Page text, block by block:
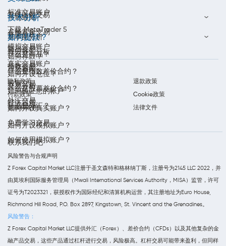
隐私政策
退款政策
付款政策
Cookie政策
条款和条件
法律文件
标准交易账户
下载 MetaTrader 5
模拟交易账户
真实交易账户
在线白银交易
在线黄金交易
商品交易
指数交易
股票交易
外汇交易
市场通知
每周分析
每日外汇分析
市场新闻
交易分析
经济日历
技术分析
基本面分析
什么是商品？
什么是指数差价合约？
什么是股票差价合约？
什么是外汇？
免费学习交易
如何使用模拟账户？
如何提款？
如何存款？
如何开设仓位？
如何验证您的帐户
如何开设真实账户？
如何开设模拟账户？
联系我们吧
风险警告与合规声明
Z Forex Capital Market LLC注册于圣文森特和格林纳丁斯，注册号为2145 LLC 2022，并
由莫埃利国际服务管理局（Mwali International Services Authority，MISA）监管，许可
证号为T2023321，获授权作为国际经纪和清算机构运营，其注册地址为Euro House,
Richmond Hill Road, P.O. Box 2897, Kingstown, St. Vincent and the Grenadines。
风险警告：
Z Forex Capital Market LLC提供外汇（Forex）、差价合约（CFDs）以及其他复杂的金
融产品交易，这些产品通过杠杆进行交易，风险极高。杠杆交易可能带来盈利，但同样